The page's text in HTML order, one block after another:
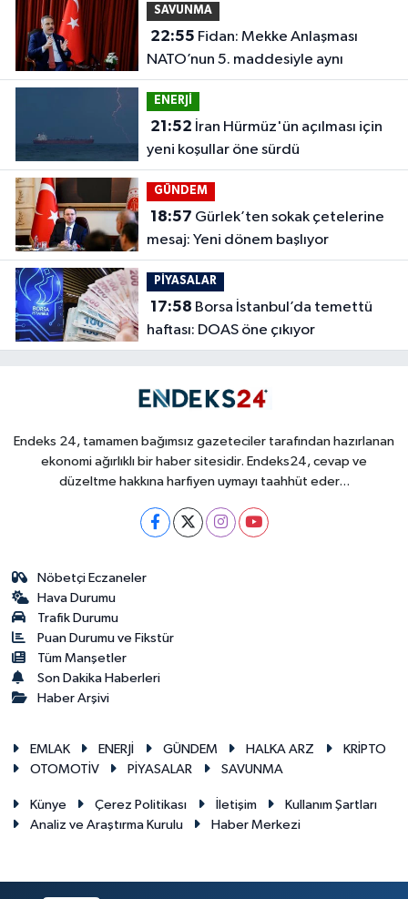
SAVUNMA
22:55
NATO’nun 5. maddesiyle aynı
ENERJİ
21:52
yeni koşullar öne sürdü
GÜNDEM
18:57
mesaj: Yeni dönem başlıyor
PİYASALAR
17:58
haftası: DOAS öne çıkıyor
Endeks 24, tamamen bağımsız gazeteciler tarafından hazırlanan
ekonomi ağırlıklı bir haber sitesidir. Endeks24, cevap ve
düzeltme hakkına harfiyen uymayı taahhüt eder...
Nöbetçi Eczaneler
Hava Durumu
Trafik Durumu
Puan Durumu ve Fikstür
Tüm Manşetler
Son Dakika Haberleri
Haber Arşivi
EMLAK ENERJİ GÜNDEM HALKA ARZ
KRİPTO
OTOMOTİV
PİYASALAR SAVUNMA
Künye Çerez Politikası İletişim
Kullanım Şartları
Analiz ve Araştırma Kurulu
Haber Merkezi